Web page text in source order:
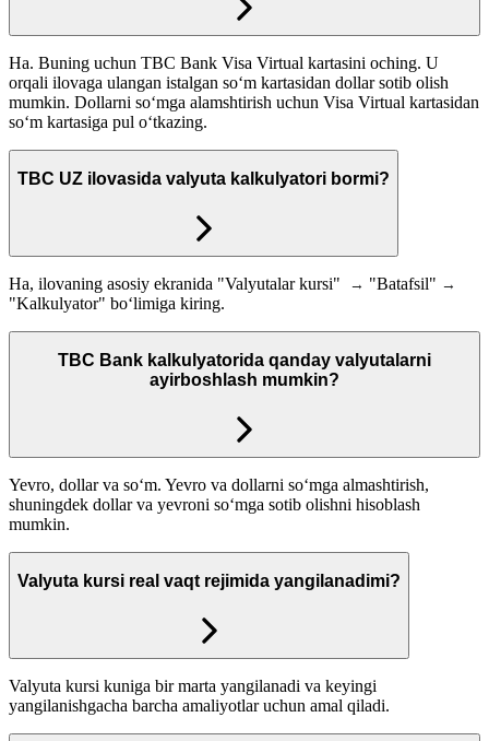
Ha. Buning uchun TBC Bank Visa Virtual kartasini oching. U
orqali ilovaga ulangan istalgan so‘m kartasidan dollar sotib olish
mumkin. Dollarni so‘mga alamshtirish uchun Visa Virtual kartasidan
so‘m kartasiga pul o‘tkazing.
TBC UZ ilovasida valyuta kalkulyatori bormi?
Ha, ilovaning asosiy ekranida "Valyutalar kursi" → "Batafsil" →
"Kalkulyator" bo‘limiga kiring.
TBC Bank kalkulyatorida qanday valyutalarni
ayirboshlash mumkin?
Yevro, dollar va so‘m. Yevro va dollarni so‘mga almashtirish,
shuningdek dollar va yevroni so‘mga sotib olishni hisoblash
mumkin.
Valyuta kursi real vaqt rejimida yangilanadimi?
Valyuta kursi kuniga bir marta yangilanadi va keyingi
yangilanishgacha barcha amaliyotlar uchun amal qiladi.